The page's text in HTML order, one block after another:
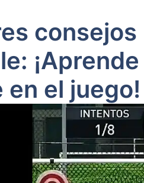
en el juego!